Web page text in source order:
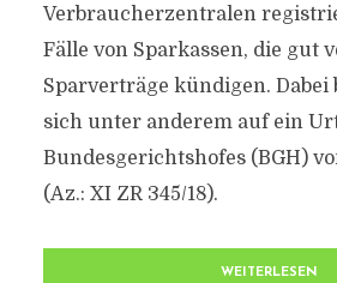
Verbraucherzentralen
Fälle von Sparkassen, die gut
Sparverträge kündigen. Dabei
sich unter anderem auf ein
Bundesgerichtshofes (BGH)
(Az.: XI ZR 345/18).
WEITERLESEN